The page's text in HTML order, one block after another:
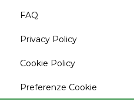
FAQ
Privacy Policy
Cookie Policy
Preferenze Cookie